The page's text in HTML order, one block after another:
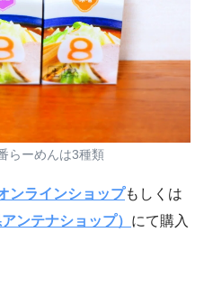
らーめんは3種類
ンラインショップもしくは
ンテナショップ） にて購入